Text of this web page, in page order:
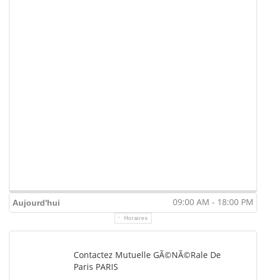
Aujourd'hui 09:00 AM - 18:00 PM
Horaires
Contactez Mutuelle GÃ©nÃ©rale De
Paris PARIS